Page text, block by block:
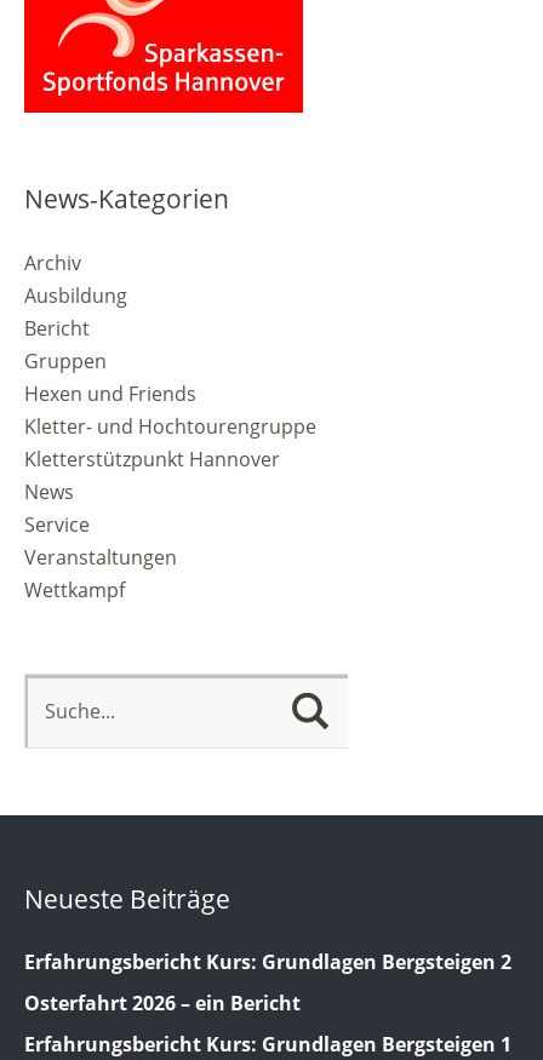
News-Kategorien
Archiv
Ausbildung
Bericht
Gruppen
Hexen und Friends
Kletter- und Hochtourengruppe
Kletterstützpunkt Hannover
News
Service
Veranstaltungen
Wettkampf
Neueste Beiträge
Erfahrungsbericht Kurs: Grundlagen Bergsteigen 2
Osterfahrt 2026 – ein Bericht
Erfahrungsbericht Kurs: Grundlagen Bergsteigen 1